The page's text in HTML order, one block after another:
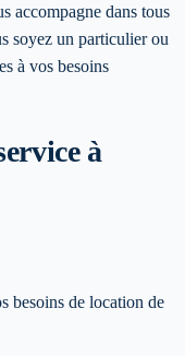
accompagne dans tous
soyez un particulier ou
à vos besoins
à
besoins de location de